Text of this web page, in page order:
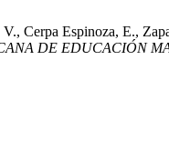
Cerpa Espinoza, E.,
DE EDUCACIÓN